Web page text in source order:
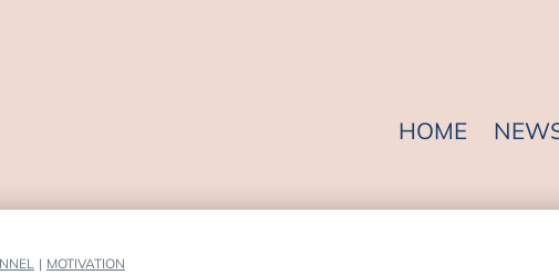
HOME
| MOTIVATION